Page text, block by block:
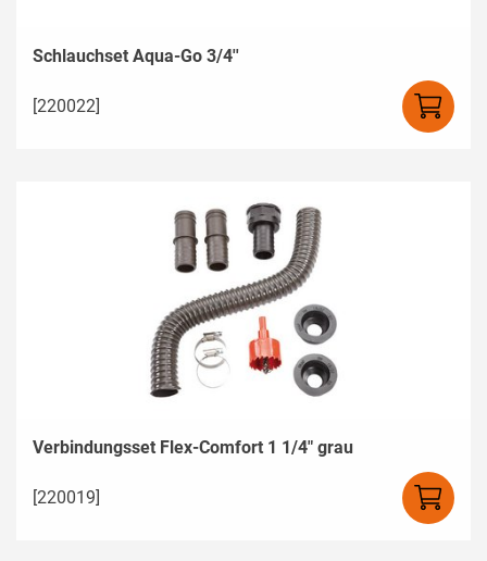
Schlauchset Aqua-Go 3/4''
[220022]
Verbindungsset Flex-Comfort 1 1/4" grau
[220019]